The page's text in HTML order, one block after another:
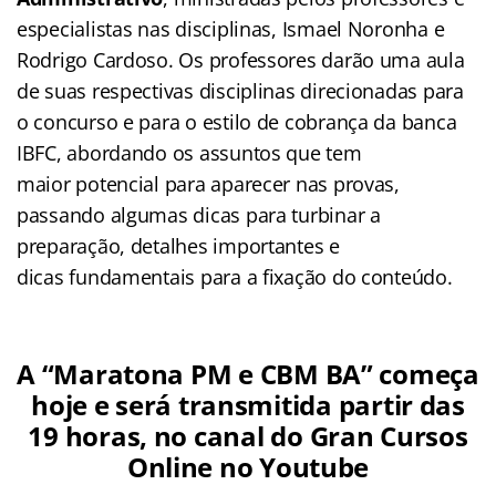
especialistas nas disciplinas, Ismael Noronha e
Rodrigo Cardoso. Os professores darão uma aula
de suas respectivas disciplinas direcionadas para
o concurso e para o estilo de cobrança da banca
IBFC, abordando os assuntos que tem
maior potencial para aparecer nas provas,
passando algumas dicas para turbinar a
preparação, detalhes importantes e
dicas fundamentais para a fixação do conteúdo.
A “Maratona PM e CBM BA” começa
hoje e será transmitida partir das
19 horas, no canal do Gran Cursos
Online no Youtube